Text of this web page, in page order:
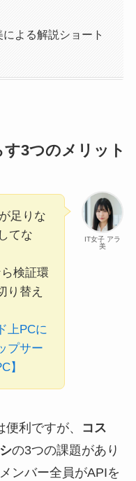
よる解説ショート
3つのメリット
IT女子 アラ
美
足りな
てな
検証環
り替え
上PCに
プサー
】
利ですが、
コス
の3つの課題があり
ンバー全員がAPIを